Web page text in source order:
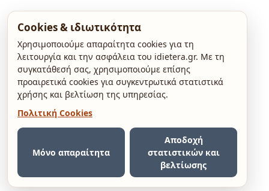
Cookies & ιδιωτικότητα
Χρησιμοποιούμε απαραίτητα cookies για τη
λειτουργία και την ασφάλεια του idietera.gr. Με τη
συγκατάθεσή σας, χρησιμοποιούμε επίσης
προαιρετικά cookies για συγκεντρωτικά στατιστικά
χρήσης και βελτίωση της υπηρεσίας.
Πολιτική Cookies
Μόνο απαραίτητα
Αποδοχή
στατιστικών και
βελτίωσης